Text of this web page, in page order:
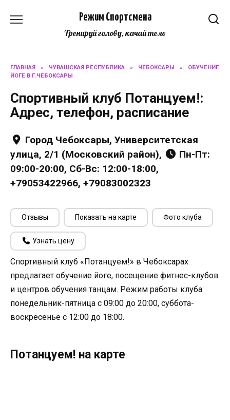
Режим Спортсмена
Тренируй голову, качай тело
ГЛАВНАЯ » ЧУВАШСКАЯ РЕСПУБЛИКА » ЧЕБОКСАРЫ »
ОБУЧЕНИЕ
ЙОГЕ В Г.ЧЕБОКСАРЫ
Спортивный клуб Потанцуем!:
Адрес, телефон, расписание
Город Чебоксары, Университетская
улица, 2/1 (Московский район),
Пн-Пт:
09:00-20:00, Сб-Вс: 12:00-18:00,
+79053422966, +79083002323
Отзывы Показать на карте Фото клуба
Узнать цену
Спортивный клуб «Потанцуем!» в Чебоксарах
предлагает обучение йоге, посещение фитнес-клубов
и центров обучения танцам. Режим работы клуба:
понедельник-пятница с 09:00 до 20:00, суббота-
воскресенье с 12:00 до 18:00.
Потанцуем! на карте